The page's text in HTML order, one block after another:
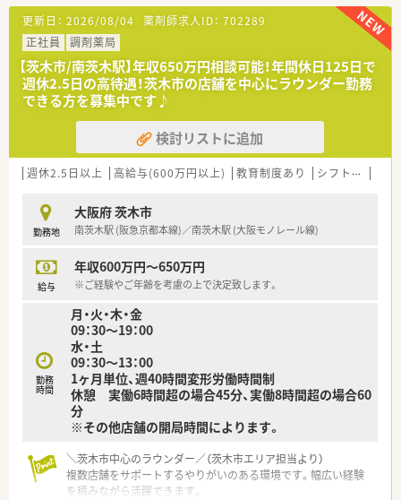
生した場合も15分単位でしっかりと手当が支給される仕組みで
す。
■有給休暇の取得実績も高く、産前産後休暇や育児休暇の取得実
績も多数あるため、ライフステージの変化にも柔軟に対応可能で
す。
■薬剤師の約2倍程度の店舗スタッフを配置しており、一人一台
のタブレット端末貸与で本来の専門業務に集中できる環境で
す。
更新日： 2026/08/04 薬剤師求人ID： 702289
正社員
調剤薬局
【茨木市/南茨木駅】年収650万円相談可能！年間休日125日で
週休2.5日の高待遇！茨木市の店舗を中心にラウンダー勤務
できる方を募集中です♪
検討リストに追加
週休2.5日以上 高給与(600万円以上) 教育制度あり シフト制
勤務地
大阪府 茨木市
南茨木駅 (阪急京都本線)／南茨木駅 (大阪モノレール線)
給与
年収600万円～650万円
※ご経験やご年齢を考慮の上で決定致します。
勤務
時間
月・火・木・金
09：30～19：00
水・土
09：30～13：00
1ヶ月単位、週40時間変形労働時間制
休憩 実働6時間超の場合45分、実働8時間超の場合60
分
※その他店舗の開局時間によります。
＼茨木市中心のラウンダー／（茨木市エリア担当より）
複数店舗をサポートするやりがいのある環境です。幅広い経験
を積みながら活躍できます。